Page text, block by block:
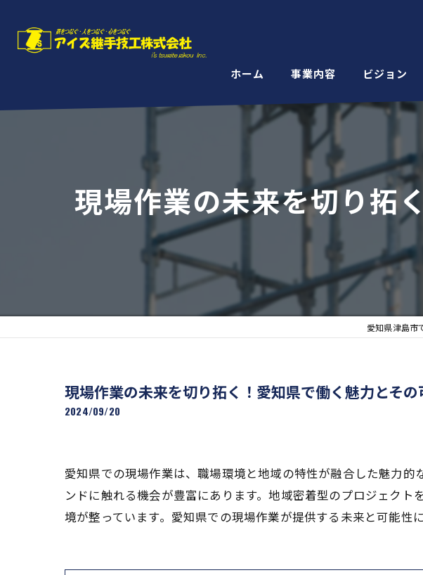
ホーム 事業内容 ビジョン
現場作業の未来を切り拓
愛知県津島市
現場作業の未来を切り拓く！愛知県で働く魅力とその
2024/09/20
愛知県での現場作業は、職場環境と地域の特性が融合した魅力
ンドに触れる機会が豊富にあります。地域密着型のプロジェク
境が整っています。愛知県での現場作業が提供する未来と可能性